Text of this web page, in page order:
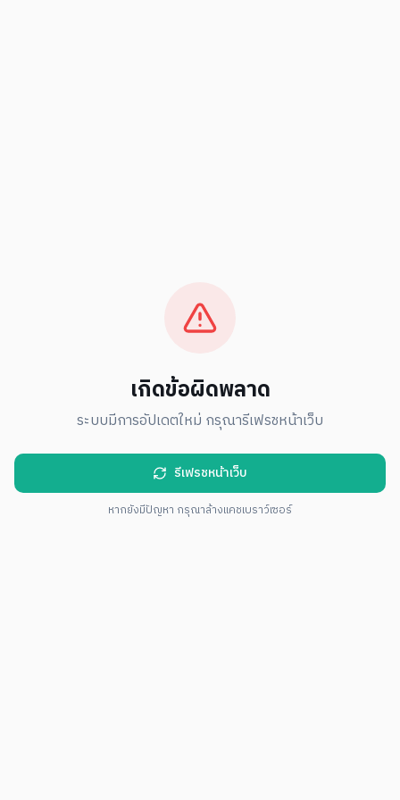
เกิดข้อผิดพลาด
ระบบมีการอัปเดตใหม่ กรุณารีเฟรชหน้าเว็บ
รีเฟรชหน้าเว็บ
หากยังมีปัญหา กรุณาล้างแคชเบราว์เซอร์